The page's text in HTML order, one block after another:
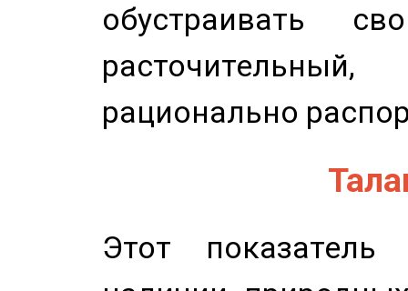
обустраивать
рационально
Этот показатель